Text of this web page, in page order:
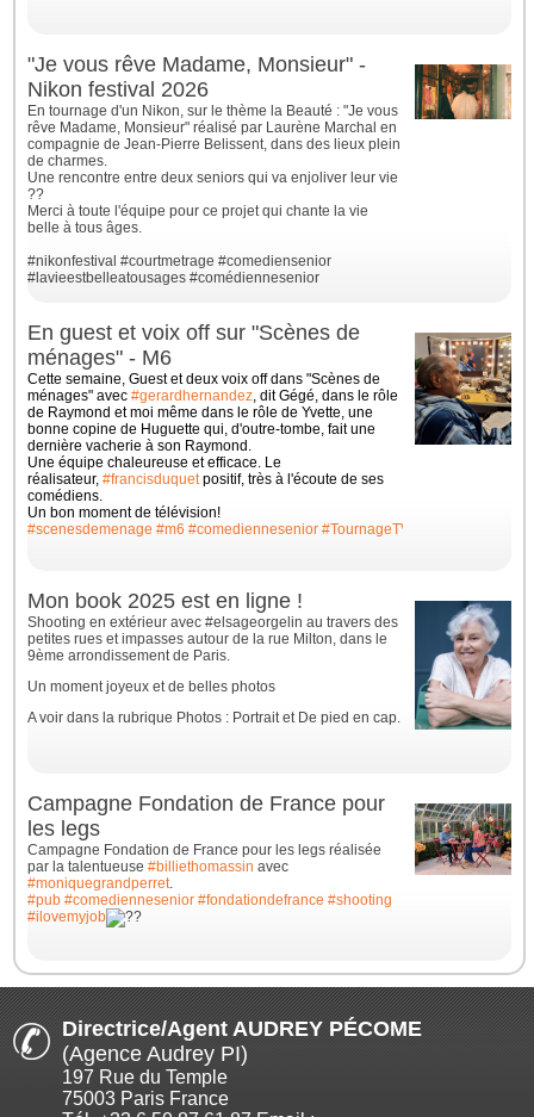
"Je vous rêve Madame, Monsieur" -
Nikon festival 2026
En tournage d'un Nikon, sur le thème la Beauté : "Je vous
rêve Madame, Monsieur" réalisé par Laurène Marchal en
compagnie de Jean-Pierre Belissent, dans des lieux plein
de charmes.
Une rencontre entre deux seniors qui va enjoliver leur vie
??
Merci à toute l'équipe pour ce projet qui chante la vie
belle à tous âges.
#nikonfestival #courtmetrage #comediensenior
#lavieestbelleatousages #comédiennesenior
En guest et voix off sur "Scènes de
ménages" - M6
Cette semaine, Guest et deux voix off dans "Scènes de
ménages" avec#gerardhernandez, dit Gégé, dans le rôle
de Raymond et moi même dans le rôle de Yvette, une
bonnecopine de Huguette qui, d'outre-tombe, fait une
dernière vacherie à son Raymond.
Une équipe chaleureuse et efficace. Le
réalisateur,#francisduquetpositif, très à l'écoute de ses
comédiens.
Un bon moment de télévision!
#scenesdemenage #m6 #comediennesenior #TournageTV
Mon book 2025 est en ligne !
Shooting en extérieur avec #elsageorgelin au travers des
petites rues et impasses autour de la rue Milton, dans le
9ème arrondissement de Paris.
Un moment joyeux et de belles photos
A voir dans la rubrique Photos : Portrait et De pied en cap.
Campagne Fondation de France pour
les legs
Campagne Fondation de France pour les legs réalisée
par la talentueuse#billiethomassin avec
#moniquegrandperret.
#pub #comediennesenior #fondationdefrance #shooting
#ilovemyjob
Directrice/Agent AUDREY PÉCOME
(Agence Audrey PI)
197 Rue du Temple
75003 Paris France